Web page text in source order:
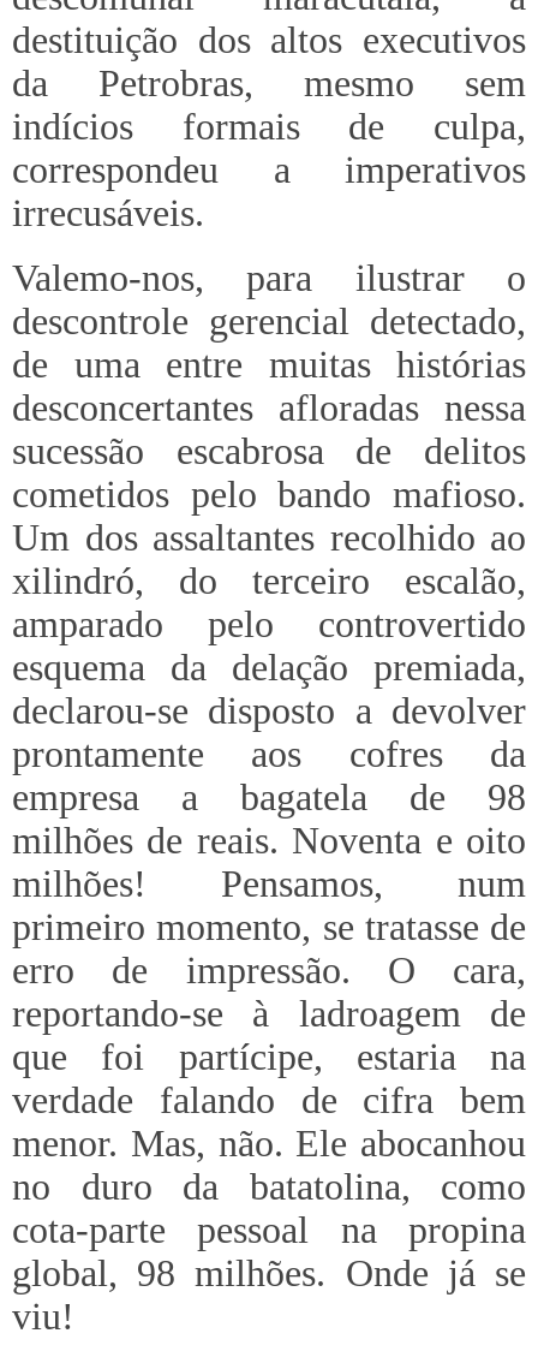
destituição dos altos executivos
da Petrobras, mesmo sem
indícios formais de culpa,
correspondeu a imperativos
irrecusáveis.
Valemo-nos, para ilustrar o
descontrole gerencial detectado,
de uma entre muitas histórias
desconcertantes afloradas nessa
sucessão escabrosa de delitos
cometidos pelo bando mafioso.
Um dos assaltantes recolhido ao
xilindró, do terceiro escalão,
amparado pelo controvertido
esquema da delação premiada,
declarou-se disposto a devolver
prontamente aos cofres da
empresa a bagatela de 98
milhões de reais. Noventa e oito
milhões! Pensamos, num
primeiro momento, se tratasse de
erro de impressão. O cara,
reportando-se à ladroagem de
que foi partícipe, estaria na
verdade falando de cifra bem
menor. Mas, não. Ele abocanhou
no duro da batatolina, como
cota-parte pessoal na propina
global, 98 milhões. Onde já se
viu!